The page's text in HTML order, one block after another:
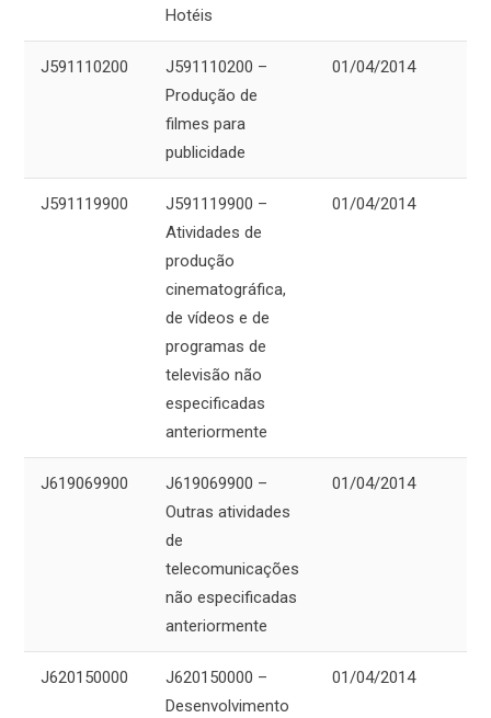
Hotéis
J591110200
J591110200 –
Produção de
filmes para
publicidade
01/04/2014
J591119900
J591119900 –
Atividades de
produção
cinematográfica,
de vídeos e de
programas de
televisão não
especificadas
anteriormente
01/04/2014
J619069900
J619069900 –
Outras atividades
de
telecomunicações
não especificadas
anteriormente
01/04/2014
J620150000
J620150000 –
Desenvolvimento
01/04/2014